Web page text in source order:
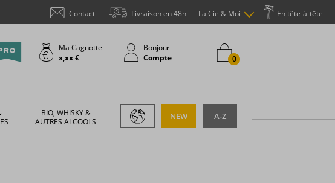
En tête-à-tête
La Cie & Moi
Livraison en 48h
Contact
Ma Cagnotte
x,xx €
Bonjour
Compte
0
BIO, WHISKY &
AUTRES ALCOOLS
A-Z
NEW